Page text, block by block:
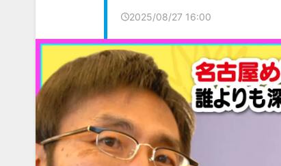
2025/08/27 16:00